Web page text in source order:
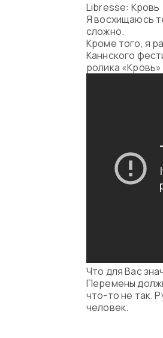
Libresse: Кровь
Я восхищаюсь
сложно.
Кроме того, я
Каннского
ролика
Что для Вас
Перемены
что-то не так.
человек.